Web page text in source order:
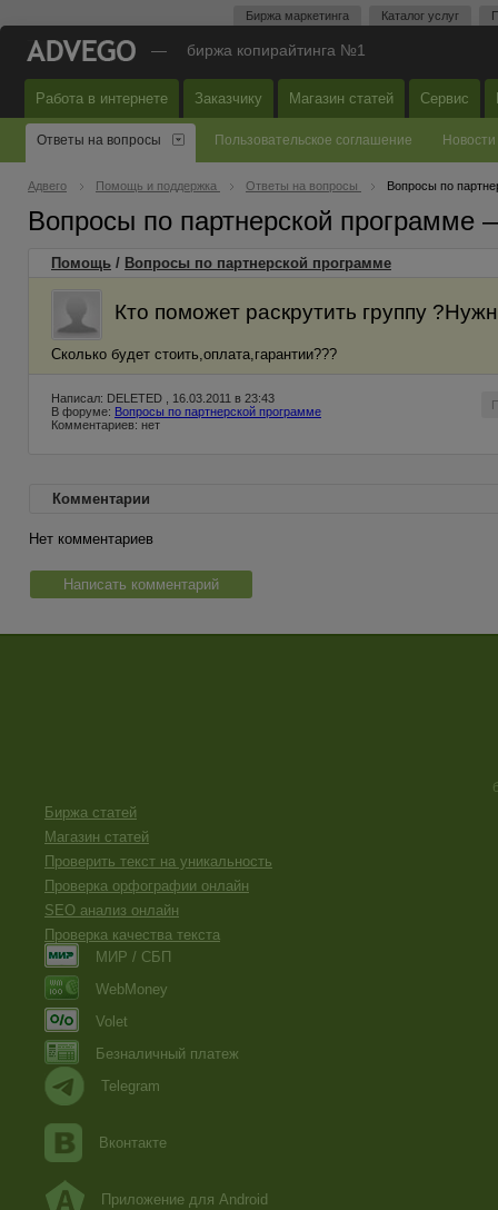
Биржа маркетинга Каталог услуг
— биржа копирайтинга №1
Работа в интернете Заказчику Магазин статей Сервис
Ответы на вопросы Пользовательское соглашение Новости
Адвего Помощь и поддержка Ответы на вопросы Вопросы по
Вопросы по партнерской
Помощь / Вопросы по партнерской программе
Кто поможет раскрутить группу
Сколько будет стоить,оплата,гарантии???
Написал: DELETED , 16.03.2011 в 23:43
В форуме: Вопросы по партнерской программе
Комментариев: нет
Комментарии
Нет комментариев
Написать комментарий
Биржа статей
Магазин статей
Проверить текст на уникальность
Проверка орфографии онлайн
SEO анализ онлайн
Проверка качества текста
МИР / СБП
WebMoney
Volet
Безналичный платеж
Telegram
Вконтакте
Приложение для Android